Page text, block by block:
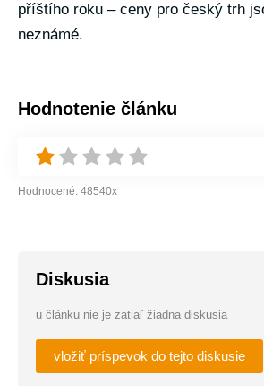
příštího roku – ceny pro český trh
neznámé.
Hodnotenie článku
Hodnocené: 48540x
Diskusia
u článku nie je zatiaľ žiadna diskusia
vložiť príspevok do tejto diskusie